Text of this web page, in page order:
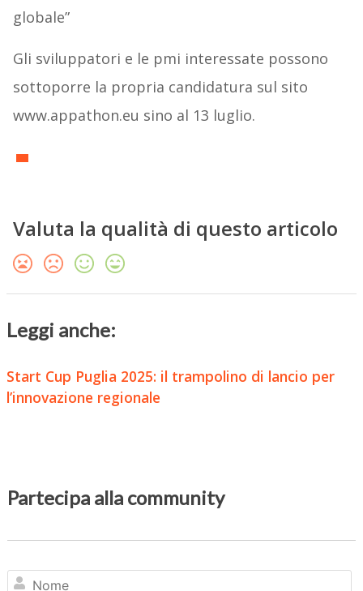
globale”
Gli sviluppatori e le pmi interessate possono
sottoporre la propria candidatura sul sito
www.appathon.eu sino al 13 luglio.
Valuta la qualità di questo articolo
Leggi anche:
Start Cup Puglia 2025: il trampolino di lancio per
l’innovazione regionale
Partecipa alla community